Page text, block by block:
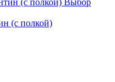
Выбор
(с полкой)